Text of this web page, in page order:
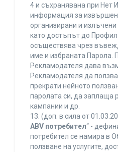
4 и съхранявана при Нет
информация за
организирани и
като достъпът до
осъществява чрез
име и избраната Парола.
Рекламодателя дава
Рекламодателя да
прекрати нейното
паролата си, да заплаща
кампании и др.
13. (доп. в сила от
ABV потребител“ -
потребител се намира в
ползване на услугите,